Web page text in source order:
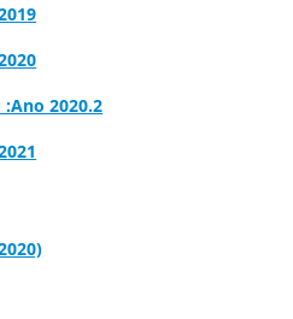
2020.2